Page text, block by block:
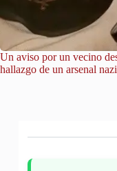
Un aviso por un vecino
hallazgo de un arsenal